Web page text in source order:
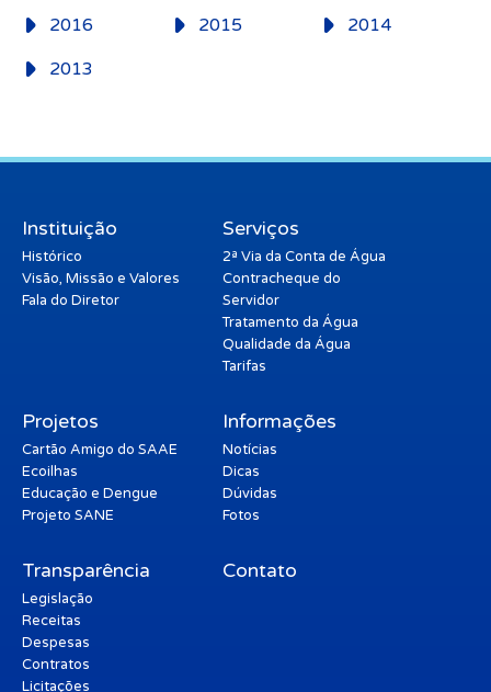
2016
2015
2014
2013
Instituição
Histórico
Visão, Missão e Valores
Fala do Diretor
Serviços
2ª Via da Conta de Água
Contracheque do
Servidor
Tratamento da Água
Qualidade da Água
Tarifas
Projetos
Cartão Amigo do SAAE
Ecoilhas
Educação e Dengue
Projeto SANE
Informações
Notícias
Dicas
Dúvidas
Fotos
Transparência
Legislação
Receitas
Despesas
Contratos
Licitações
Contato